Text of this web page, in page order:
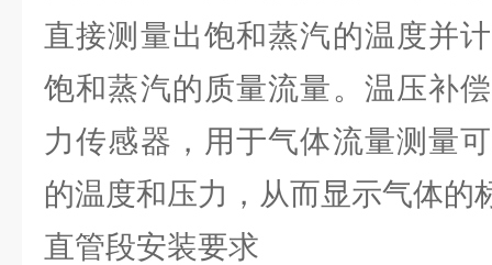
直接测量出饱和蒸汽的温度并
饱和蒸汽的质量流量。温压补
力传感器，用于气体流量测量
的温度和压力，从而显示气体的
直管段安装要求